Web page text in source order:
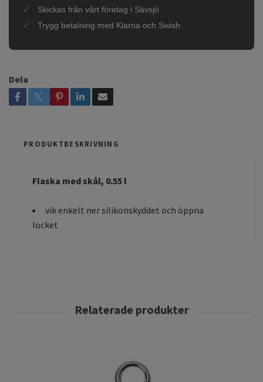
Skickas från vårt företag i Sävsjö
Trygg betalning med Klarna och Swish
Dela
PRODUKTBESKRIVNING
Flaska med skål, 0.55 l
vik enkelt ner silikonskyddet och öppna
locket